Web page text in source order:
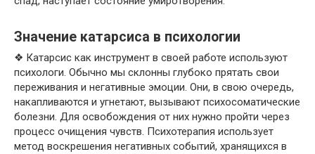
Значение катарсиса в психологии
❖ Катарсис как инструмент в своей работе используют
психологи. Обычно мы склонны глубоко прятать свои
переживания и негативные эмоции. Они, в свою очередь,
накапливаются и угнетают, вызывают психосоматические
болезни. Для освобождения от них нужно пройти через
процесс очищения чувств. Психотерапия использует
метод воскрешения негативных событий, хранящихся в